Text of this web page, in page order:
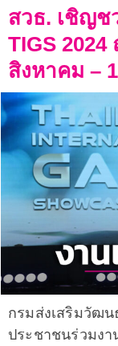
สวธ. เชิญช
TIGS
สิงหาคม –
กรมส่งเสริมวัฒ
ประชาชนร่วมงา